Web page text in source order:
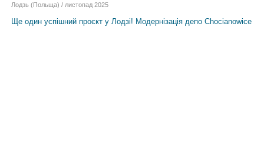
Ще один успішний проєкт у Лодзі! Модернізація депо Chocianowice
Лодзь (Польща) / листопад 2025